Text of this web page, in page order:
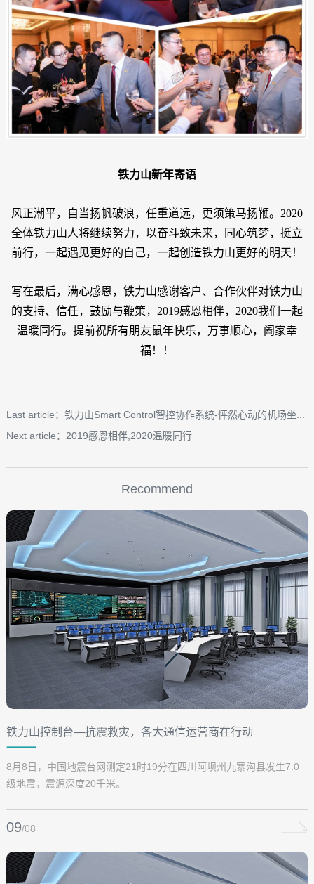
铁力山新年寄语
风正潮平，自当扬帆破浪，任重道远，更须策马扬鞭。2020
全体铁力山人将继续努力，以奋斗致未来，同心筑梦，挺立
前行，一起遇见更好的自己，一起创造铁力山更好的明天！
写在最后，满心感恩，铁力山感谢客户、合作伙伴对铁力山
的支持、信任，鼓励与鞭策，2019感恩相伴，2020我们一起
温暖同行。提前祝所有朋友鼠年快乐，万事顺心，阖家幸
福！！
Last article：铁力山Smart Control智控协作系统-怦然心动的机场坐...
Next article：2019感恩相伴,2020温暖同行
Recommend
铁力山控制台—抗震救灾，各大通信运营商在行动
8月8日，中国地震台网测定21时19分在四川阿坝州九寨沟县发生7.0
级地震，震源深度20千米。
09/08